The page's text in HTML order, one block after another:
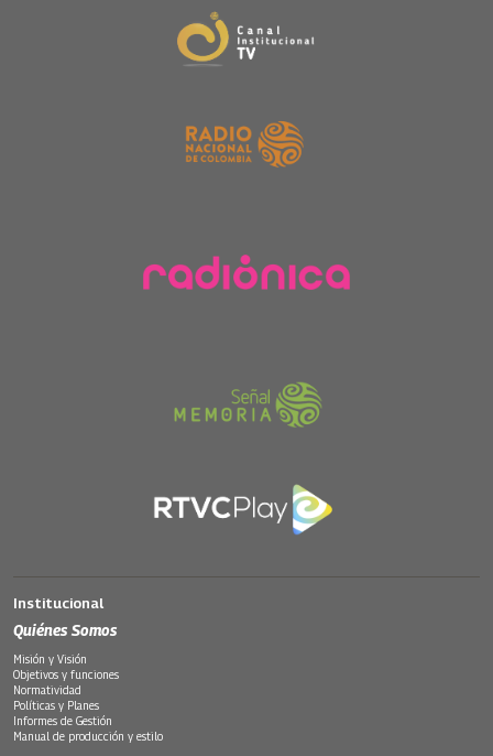
Institucional
Quiénes Somos
Misión y Visión
Objetivos y funciones
Normatividad
Políticas y Planes
Informes de Gestión
Manual de producción y estilo